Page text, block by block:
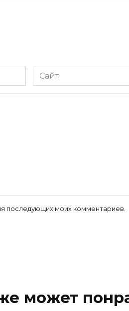
Сайт
последующих моих комментариев.
может